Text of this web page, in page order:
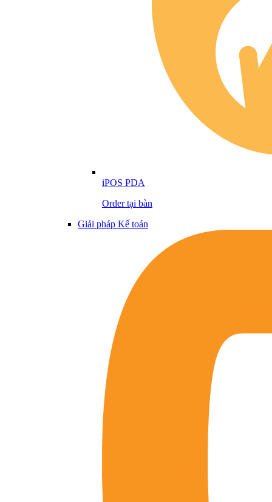
iPOS PDA
Order tại bàn
Giải pháp Kế toán